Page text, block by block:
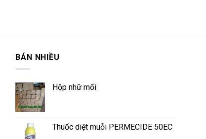
BÁN NHIỀU
Hộp nhữ mối
Thuốc diệt muỗi PERMECIDE 50EC